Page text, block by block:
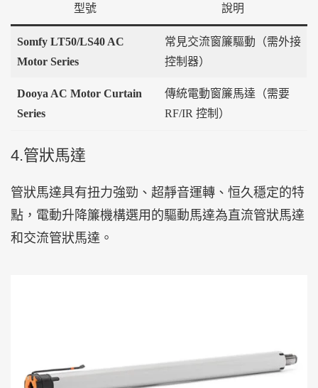
型號 說明
Somfy LT50/LS40 AC
Motor Series
常見交流窗簾驅動（需外接
控制器）
Dooya AC Motor Curtain
Series
傳統電動窗簾馬達（需要
RF/IR 控制）
4.管狀馬達
管狀馬達具有扭力強勁、超靜音運轉、恒久穩定的特
點，電動升降簾機構選用的驅動馬達為直流管狀馬達
和交流管狀馬達。